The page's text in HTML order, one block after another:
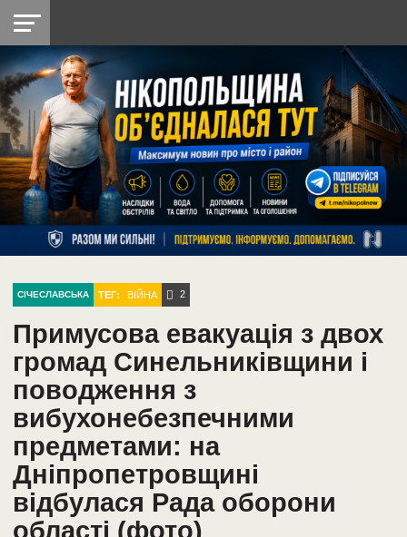
НІКОПОЛЬ
РАЙОН
СІЧЕСЛАВСЬКА
УКРАЇНА
РЕТРО
НІКОПОЛЬ
ЛАЙТ
УКРАЇНА
ДОПОМОГА
РАДІО
СІЧЕСЛАВСЬКА ТЕГ: ВІЙНА 2
Примусова евакуація з двох
громад Синельниківщини і
поводження з
вибухонебезпечними
предметами: на
Дніпропетровщині
відбулася Рада оборони
області (фото)